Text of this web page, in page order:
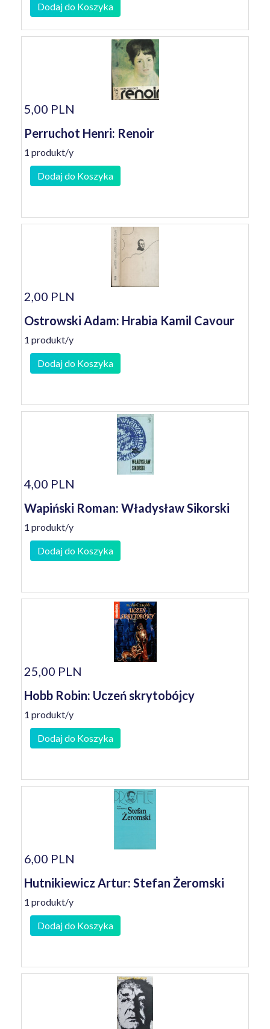
Dodaj do Koszyka
5,00 PLN
Perruchot Henri: Renoir
1 produkt/y
Dodaj do Koszyka
2,00 PLN
Ostrowski Adam: Hrabia Kamil Cavour
1 produkt/y
Dodaj do Koszyka
4,00 PLN
Wapiński Roman: Władysław Sikorski
1 produkt/y
Dodaj do Koszyka
25,00 PLN
Hobb Robin: Uczeń skrytobójcy
1 produkt/y
Dodaj do Koszyka
6,00 PLN
Hutnikiewicz Artur: Stefan Żeromski
1 produkt/y
Dodaj do Koszyka